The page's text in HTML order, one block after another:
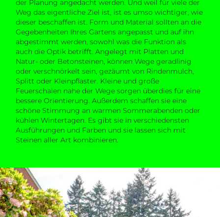
der Planung angedacht werden. Und weil für viele der
Weg das eigentliche Ziel ist, ist es umso wichtiger, wie
dieser beschaffen ist. Form und Material sollten an die
Gegebenheiten Ihres Gartens angepasst und auf ihn
abgestimmt werden, sowohl was die Funktion als
auch die Optik betrifft. Angelegt mit Platten und
Natur- oder Betonsteinen, können Wege geradlinig
oder verschnörkelt sein, gezäumt von Rindenmulch,
Splitt oder Kleinpflaster. Kleine und große
Feuerschalen nahe der Wege sorgen überdies für eine
bessere Orientierung. Außerdem schaffen sie eine
schöne Stimmung an warmen Sommerabenden oder
kühlen Wintertagen. Es gibt sie in verschiedensten
Ausführungen und Farben und sie lassen sich mit
Steinen aller Art kombinieren.